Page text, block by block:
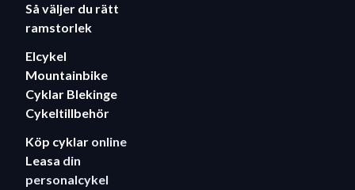
Så väljer du rätt
ramstorlek
Elcykel
Mountainbike
Cyklar Blekinge
Cykeltillbehör
Köp cyklar online
Leasa din
personalcykel